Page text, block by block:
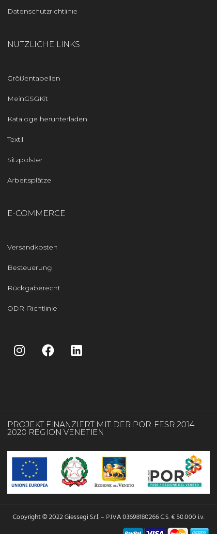
Datenschutzrichtlinie
NÜTZLICHE LINKS
Größentabellen
MeinGSGKit
Kataloge herunterladen
Textil
Sitzpolster
Arbeitsplätze
E-COMMERCE
Versandkosten
Besteuerung
Rückgaberecht
ODR-Richtlinie
PROJEKT FINANZIERT MIT DER POR-FESR 2014-
2020 REGION VENETIEN
Copyright © 2022 Giessegi S.r.l. – P.IVA 03698180266 C.S. € 50.000 i.v.